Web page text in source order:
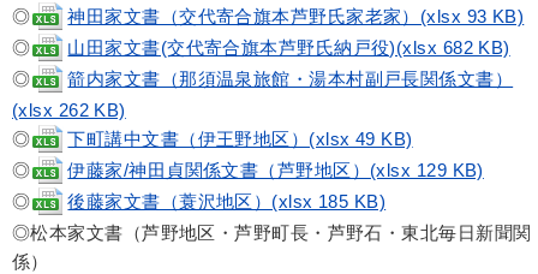
◎
神田家文書（交代寄合旗本芦野氏家老家）(xlsx 93 KB)
◎
山田家文書(交代寄合旗本芦野氏納戸役)(xlsx 682 KB)
◎
箭内家文書（那須温泉旅館・湯本村副戸長関係文書）
(xlsx 262 KB)
◎
下町講中文書（伊王野地区）(xlsx 49 KB)
◎
伊藤家/神田貞関係文書（芦野地区）(xlsx 129 KB)
◎
後藤家文書（蓑沢地区）(xlsx 185 KB)
◎松本家文書（芦野地区・芦野町長・芦野石・東北毎日新聞関
係）